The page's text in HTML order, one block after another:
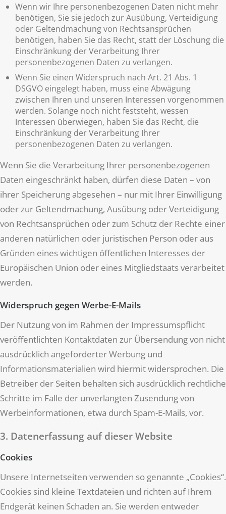
Wenn wir Ihre personenbezogenen Daten nicht mehr
benötigen, Sie sie jedoch zur Ausübung, Verteidigung
oder Geltendmachung von Rechtsansprüchen
benötigen, haben Sie das Recht, statt der Löschung die
Einschränkung der Verarbeitung Ihrer
personenbezogenen Daten zu verlangen.
Wenn Sie einen Widerspruch nach Art. 21 Abs. 1
DSGVO eingelegt haben, muss eine Abwägung
zwischen Ihren und unseren Interessen vorgenommen
werden. Solange noch nicht feststeht, wessen
Interessen überwiegen, haben Sie das Recht, die
Einschränkung der Verarbeitung Ihrer
personenbezogenen Daten zu verlangen.
Wenn Sie die Verarbeitung Ihrer personenbezogenen
Daten eingeschränkt haben, dürfen diese Daten – von
ihrer Speicherung abgesehen – nur mit Ihrer Einwilligung
oder zur Geltendmachung, Ausübung oder Verteidigung
von Rechtsansprüchen oder zum Schutz der Rechte einer
anderen natürlichen oder juristischen Person oder aus
Gründen eines wichtigen öffentlichen Interesses der
Europäischen Union oder eines Mitgliedstaats verarbeitet
werden.
Widerspruch gegen Werbe-E-Mails
Der Nutzung von im Rahmen der Impressumspflicht
veröffentlichten Kontaktdaten zur Übersendung von nicht
ausdrücklich angeforderter Werbung und
Informationsmaterialien wird hiermit widersprochen. Die
Betreiber der Seiten behalten sich ausdrücklich rechtliche
Schritte im Falle der unverlangten Zusendung von
Werbeinformationen, etwa durch Spam-E-Mails, vor.
3. Datenerfassung auf dieser Website
Cookies
Unsere Internetseiten verwenden so genannte „Cookies“.
Cookies sind kleine Textdateien und richten auf Ihrem
Endgerät keinen Schaden an. Sie werden entweder